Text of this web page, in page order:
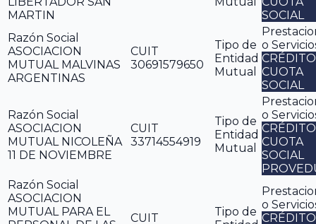
MARTIN
SOCIAL
Razón Social
ASOCIACION
MUTUAL MALVINAS
ARGENTINAS
CUIT
30691579650
Tipo de
Entidad
Mutual
o
CRÉDITO
CUOTA
SOCIAL
Razón Social
ASOCIACION
MUTUAL NICOLEÑA
11 DE NOVIEMBRE
CUIT
33714554919
Tipo de
Entidad
Mutual
o
CRÉDITO
CUOTA
SOCIAL
Razón Social
ASOCIACION
MUTUAL PARA EL
CUIT
Tipo de
o
CRÉDITO